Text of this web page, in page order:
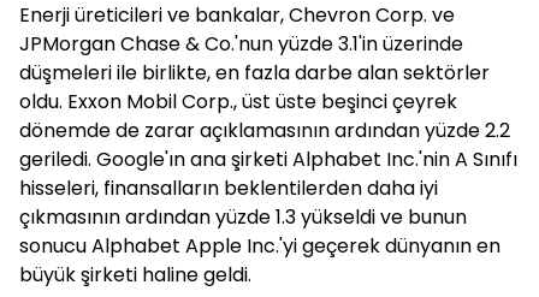
Enerji üreticileri ve bankalar, Chevron Corp. ve
JPMorgan Chase & Co.'nun yüzde 3.1'in üzerinde
düşmeleri ile birlikte, en fazla darbe alan sektörler
oldu. Exxon Mobil Corp., üst üste beşinci çeyrek
dönemde de zarar açıklamasının ardından yüzde 2.2
geriledi. Google'ın ana şirketi Alphabet Inc.'nin A Sınıfı
hisseleri, finansalların beklentilerden daha iyi
çıkmasının ardından yüzde 1.3 yükseldi ve bunun
sonucu Alphabet Apple Inc.'yi geçerek dünyanın en
büyük şirketi haline geldi.